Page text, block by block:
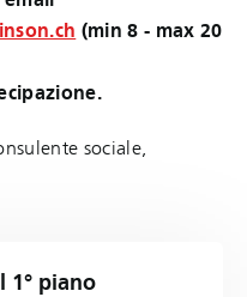
(min 8 - max 20
sociale,
1° piano